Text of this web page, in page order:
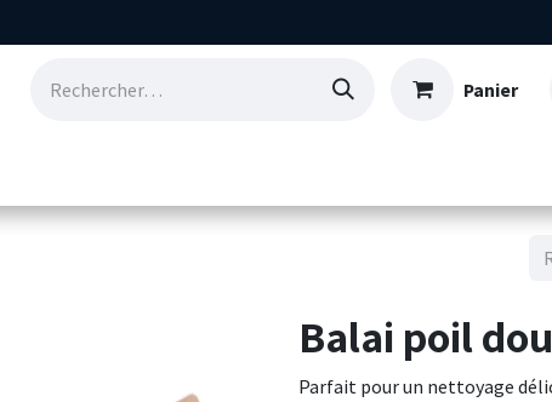
Panier
Balai poil
Parfait pour un nettoyage